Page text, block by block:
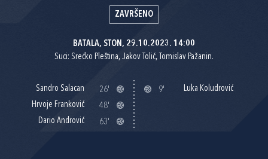
ZAVRŠENO
BATALA, STON, 29.10.2023. 14:00
Suci: Srećko Pleština, Jakov Tolić, Tomislav Pažanin.
Sandro Salacan
26'
Hrvoje Franković
48'
Dario Andrović
63'
9' Luka Koludrović